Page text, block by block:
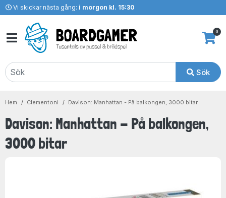
Vi skickar nästa gång: i morgon kl. 15:30
Sök
0
Hem Clementoni Davison: Manhattan - På balkongen, 3000 bitar
Davison: Manhattan - På balkongen,
3000 bitar